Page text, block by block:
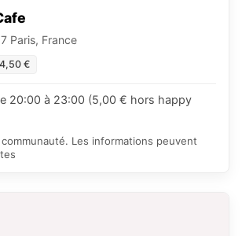
Paris, France
€
20:00 à 23:00 (5,00 € hors happy
Les informations peuvent